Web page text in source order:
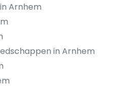
Arnhem
in Arnhem